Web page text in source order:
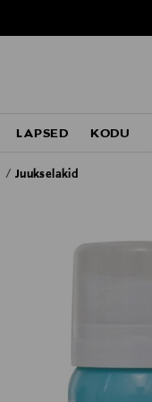
LAPSED KODU
Juukselakid